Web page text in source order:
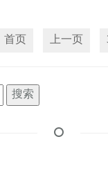
首页 上一页